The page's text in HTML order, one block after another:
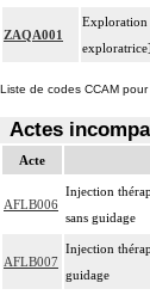
ZAQA001
Exploration
exploratrice]
Liste de codes CCAM
Actes
Acte
AFLB006
Injection
sans guidage
AFLB007
Injection
guidage